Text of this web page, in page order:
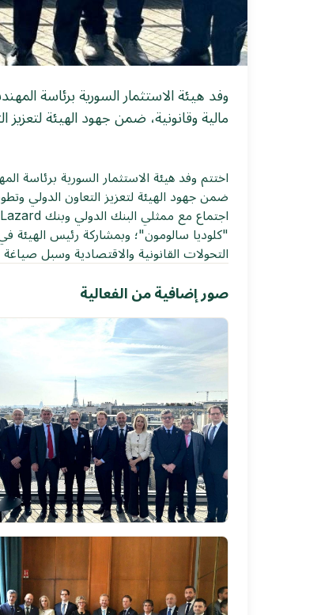
وفد هيئة الاستثمار السورية برئاسة
مالية وقانونية، ضمن جهود الهيئة لتعزيز
اختتم وفد هيئة الاستثمار السورية
ضمن جهود الهيئة لتعزيز التعاون الدولي
"كلوديا سالومون"؛ وبمشاركة رئيس الهيئة
التحولات القانونية والاقتصادية وسبل صياغة
صور إضافية من الفعالية